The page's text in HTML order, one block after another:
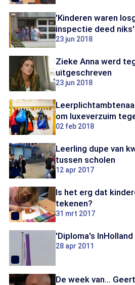
'Kinderen waren
inspectie deed niks'
23 jun 2018
Zieke Anna werd
uitgeschreven
23 jun 2018
om luxeverzuim
02 feb 2018
Leerling dupe van
tussen scholen
12 apr 2017
Is het erg dat
tekenen?
31 mrt 2017
'Diploma's
28 apr 2011
De week van...